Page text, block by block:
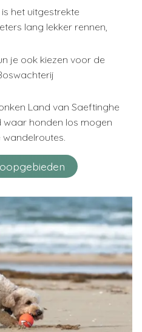
het uitgestrekte
lang lekker rennen,
je ook kiezen voor de
Land van Saeftinghe
waar honden los mogen